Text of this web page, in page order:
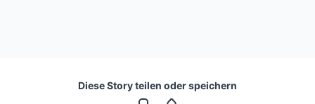
Diese Story teilen oder speichern